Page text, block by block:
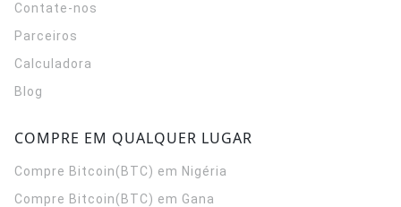
Contate-nos
Parceiros
Calculadora
Blog
COMPRE EM QUALQUER LUGAR
Compre Bitcoin(BTC) em Nigéria
Compre Bitcoin(BTC) em Gana